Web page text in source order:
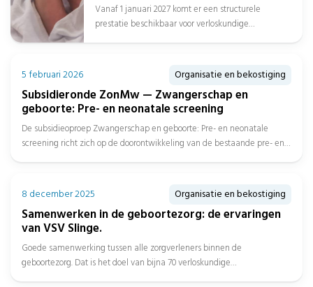
Vanaf 1 januari 2027 komt er een structurele
prestatie beschikbaar voor verloskundige
5 februari 2026 Organisatie en bekostiging
Subsidieronde ZonMw — Zwangerschap en
geboorte: Pre- en neonatale screening
De subsidieoproep Zwangerschap en geboorte: Pre- en neonatale
screening richt zich op de doorontwikkeling van de bestaande pre- en
8 december 2025 Organisatie en bekostiging
Samenwerken in de geboortezorg: de ervaringen
van VSV Slinge.
Goede samenwerking tussen alle zorgverleners binnen de
geboortezorg. Dat is het doel van bijna 70 verloskundige